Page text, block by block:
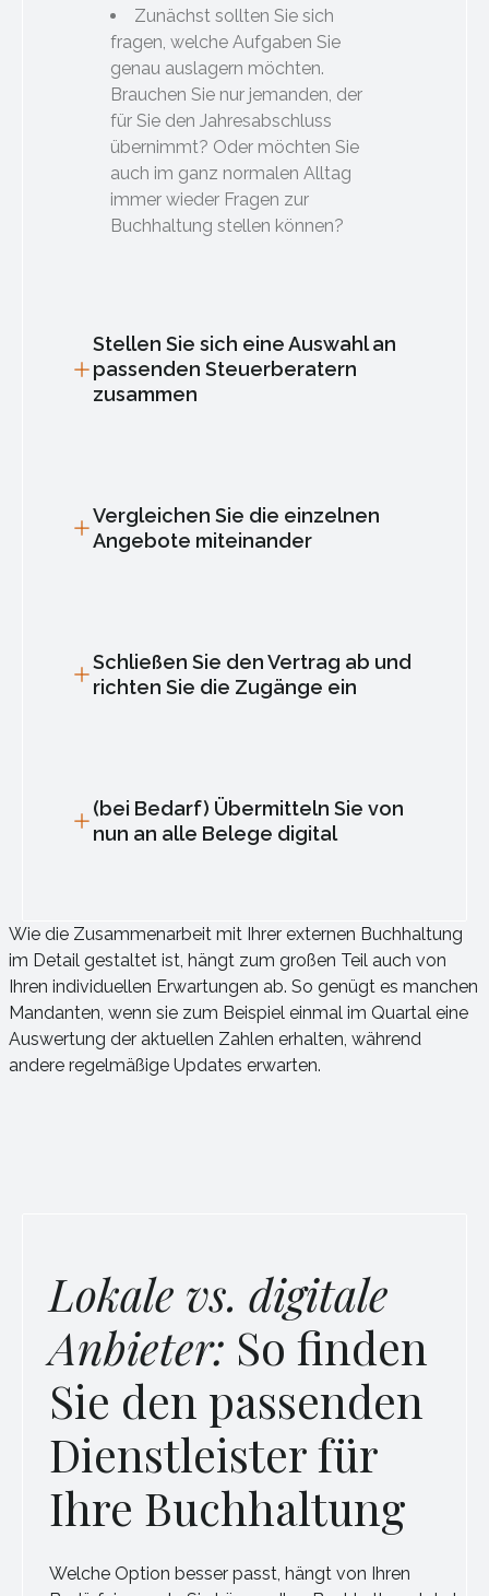
Zunächst sollten Sie sich
fragen, welche Aufgaben Sie
genau auslagern möchten.
Brauchen Sie nur jemanden, der
für Sie den Jahresabschluss
übernimmt? Oder möchten Sie
auch im ganz normalen Alltag
immer wieder Fragen zur
Buchhaltung stellen können?
Stellen Sie sich eine Auswahl an
passenden Steuerberatern
zusammen
Vergleichen Sie die einzelnen
Angebote miteinander
Schließen Sie den Vertrag ab und
richten Sie die Zugänge ein
(bei Bedarf) Übermitteln Sie von
nun an alle Belege digital
Wie die Zusammenarbeit mit Ihrer externen Buchhaltung
im Detail gestaltet ist, hängt zum großen Teil auch von
Ihren individuellen Erwartungen ab. So genügt es manchen
Mandanten, wenn sie zum Beispiel einmal im Quartal eine
Auswertung der aktuellen Zahlen erhalten, während
andere regelmäßige Updates erwarten.
Lokale vs. digitale
Anbieter: So finden
Sie den passenden
Dienstleister für
Ihre Buchhaltung
Welche Option besser passt, hängt von Ihren